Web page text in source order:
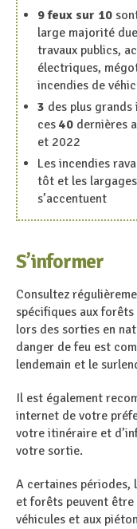
9 feux sur 10
large majorité
travaux publics,
électriques,
incendies de
3 des plus
ces 40 dernières
et 2022
Les incendies
tôt et les
s’accentuent
S’informer
Consultez
spécifiques aux
lors des sorties en
danger de feu est
lendemain et le
Il est également
internet de votre
votre itinéraire et
votre sortie.
A certaines périodes,
et forêts peuvent
véhicules et aux